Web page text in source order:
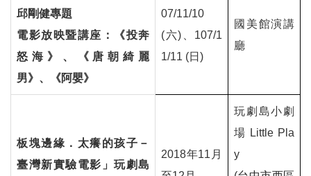
邱剛健專題
電影放映暨講座：《投奔
怒海》、《唐朝綺麗
男》、《阿嬰》
07/11/10
(六)
107/1
1/11 (日 )
國美館演講
廳
板塊邊緣．太癢的孩子－
臺灣新實驗電影」玩劇島
2018年11 月
玩劇島小劇
場 Little Pla
y